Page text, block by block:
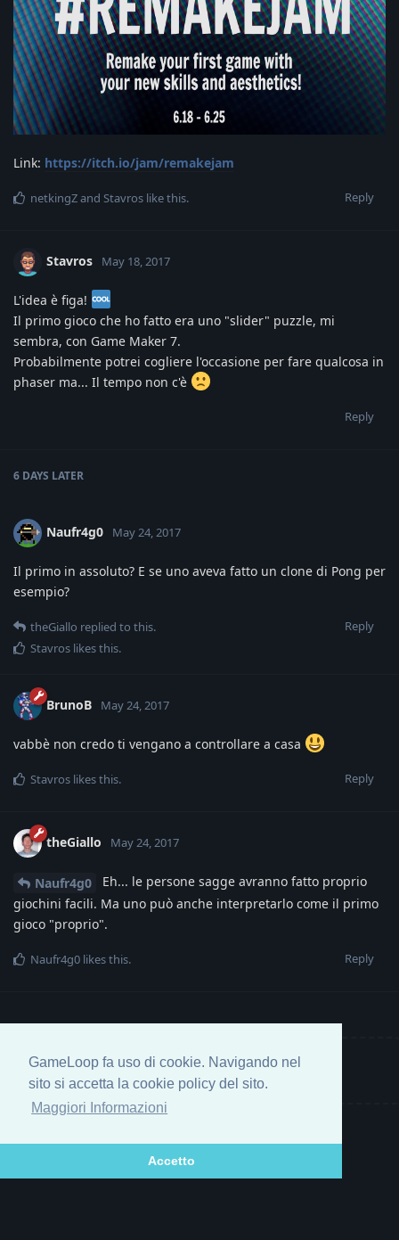
GameLoop fa uso di cookie. Navigando nel
sito si accetta la cookie policy del sito.
Maggiori Informazioni
Accetto
Link: https://itch.io/jam/remakejam
Reply
netkingZand Stavros like this.
Stavros May 18, 2017
L'idea è figa!
Il primo gioco che ho fatto era uno "slider" puzzle, mi
sembra, con Game Maker 7.
Probabilmente potrei cogliere l'occasione per fare qualcosa in
phaser ma... Il tempo non c'è
Reply
6 DAYS LATER
Naufr4g0 May 24, 2017
Il primo in assoluto? E se uno aveva fatto un clone di Pong per
esempio?
Reply
theGiallo replied to this.
Stavros likes this.
BrunoB May 24, 2017
vabbè non credo ti vengano a controllare a casa
Reply
Stavros likes this.
theGiallo May 24, 2017
Naufr4g0
Eh... le persone sagge avranno fatto proprio
giochini facili. Ma uno può anche interpretarlo come il primo
gioco "proprio".
Reply
Naufr4g0 likes this.
Write a Reply...